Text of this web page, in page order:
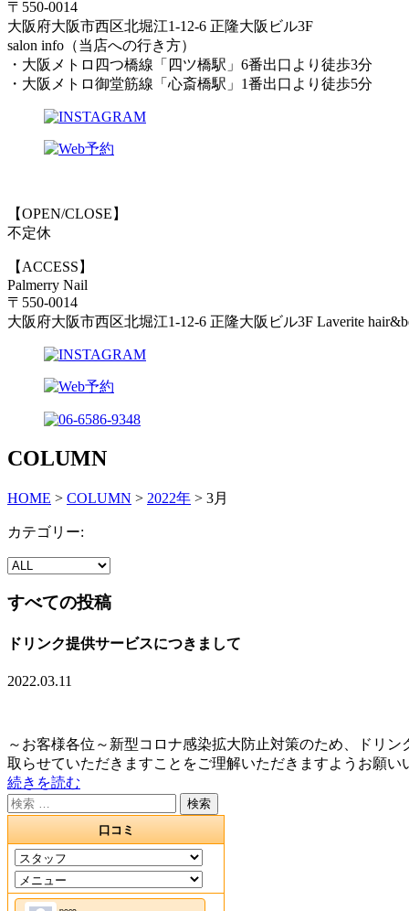
〒550-0014
大阪府大阪市西区北堀江1-12-6 正隆大阪ビル3F
salon info（当店への行き方）
・大阪メトロ四つ橋線「四ツ橋駅」6番出口より徒歩3分
・大阪メトロ御堂筋線「心斎橋駅」1番出口より徒歩5分
【OPEN/CLOSE】
不定休
【ACCESS】
Palmerry Nail
〒550-0014
大阪府大阪市西区北堀江1-12-6 正隆大阪ビル3F Laverite
COLUMN
HOME > COLUMN > 2022年 > 3月
カテゴリー:
すべての投稿
ドリンク提供サービスにつきまして
2022.03.11
～お客様各位～新型コロナ感染拡大防止対策のため、ドリ
取らせていただきますことをご理解いただきますようお願い
続きを読む